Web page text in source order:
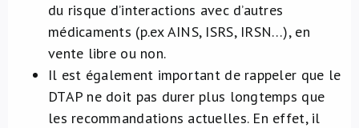
du risque d’interactions avec d’autres
médicaments (p.ex AINS, ISRS, IRSN…), en
vente libre ou non.
Il est également important de rappeler que le
DTAP ne doit pas durer plus longtemps que
les recommandations actuelles. En effet, il